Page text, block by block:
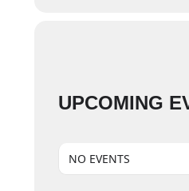
UPCOMING
NO EVENTS